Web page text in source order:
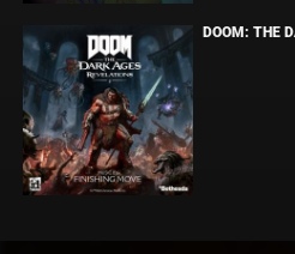
DOOM: THE